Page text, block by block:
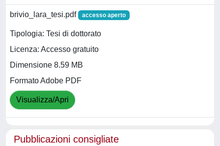
brivio_lara_tesi.pdf accesso aperto
Tipologia: Tesi di dottorato
Licenza: Accesso gratuito
Dimensione 8.59 MB
Formato Adobe PDF
Visualizza/Apri
Pubblicazioni consigliate